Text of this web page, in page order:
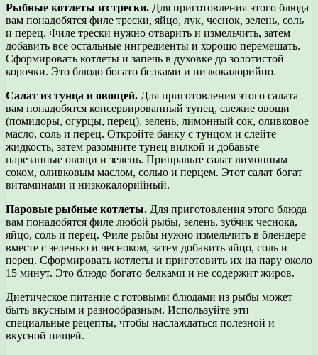
Рыбные котлеты из трески. Для приготовления этого блюда
вам понадобятся филе трески, яйцо, лук, чеснок, зелень, соль
и перец. Филе трески нужно отварить и измельчить, затем
добавить все остальные ингредиенты и хорошо перемешать.
Сформировать котлеты и запечь в духовке до золотистой
корочки. Это блюдо богато белками и низкокалорийно.
Салат из тунца и овощей. Для приготовления этого салата
вам понадобятся консервированный тунец, свежие овощи
(помидоры, огурцы, перец), зелень, лимонный сок, оливковое
масло, соль и перец. Откройте банку с тунцом и слейте
жидкость, затем разомните тунец вилкой и добавьте
нарезанные овощи и зелень. Приправьте салат лимонным
соком, оливковым маслом, солью и перцем. Этот салат богат
витаминами и низкокалорийный.
Паровые рыбные котлеты. Для приготовления этого блюда
вам понадобятся филе любой рыбы, зелень, зубчик чеснока,
яйцо, соль и перец. Филе рыбы нужно измельчить в блендере
вместе с зеленью и чесноком, затем добавить яйцо, соль и
перец. Сформировать котлеты и приготовить их на пару около
15 минут. Это блюдо богато белками и не содержит жиров.
Диетическое питание с готовыми блюдами из рыбы может
быть вкусным и разнообразным. Используйте эти
специальные рецепты, чтобы наслаждаться полезной и
вкусной пищей.